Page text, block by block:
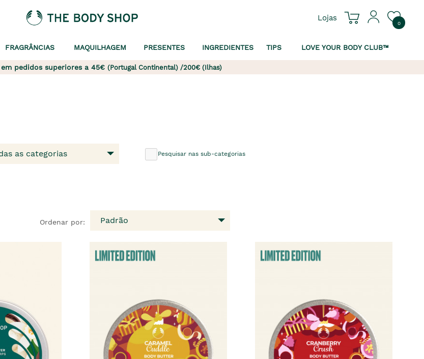
Lojas
0
FRAGRÂNCIAS MAQUILHAGEM PRESENTES INGREDIENTES TIPS LOVE YOUR BODY CLUB™
pedidos superiores a 45€ (Portugal Continental) /200€ (Ilhas)
as categorias Pesquisar nas sub-categorias
Ordenar por: Padrão